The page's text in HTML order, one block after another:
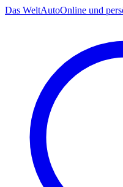
Das WeltAutoOnline und